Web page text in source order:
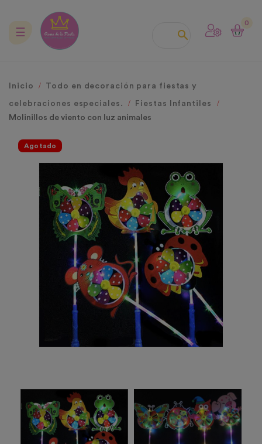

0
Navegación
☰
Inicio Todo en decoración para fiestas y
celebraciones especiales.
Fiestas Infantiles
Molinillos de viento con luz animales
Agotado